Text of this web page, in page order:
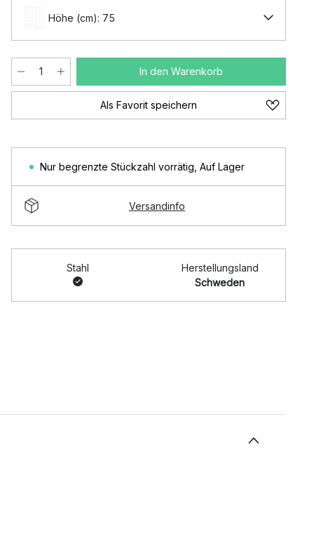
Höhe (cm): 75
In den Warenkorb
Als Favorit speichern
Nur begrenzte Stückzahl vorrätig Auf Lager
Versandinfo
Stahl
Herstellungsland
Schweden